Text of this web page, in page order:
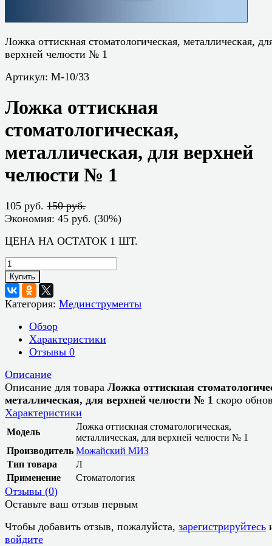
Ложка оттискная стоматологическая, металлическая,
верхней челюсти № 1
Артикул: М-10/33
Ложка оттискная
стоматологическая,
металлическая, для верхней
челюсти № 1
105 руб. 150 руб.
Экономия: 45 руб. (30%)
ЦЕНА НА ОСТАТОК 1 ШТ.
Купить
Категория: Мединструменты
Обзор
Характеристики
Отзывы 0
Описание
Описание для товара Ложка оттискная
металлическая, для верхней челюсти № 1 скоро
Характеристики
Модель
Ложка оттискная стоматологическая,
металлическая, для верхней челюсти № 1
Производитель Можайский МИЗ
Тип товара
Л
Применение
Стоматология
Отзывы (0)
Оставьте ваш отзыв первым
Чтобы добавить отзыв, пожалуйста, зарегистрируйтесь
войдите